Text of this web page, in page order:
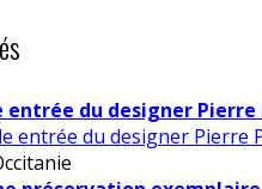
entrée du designer